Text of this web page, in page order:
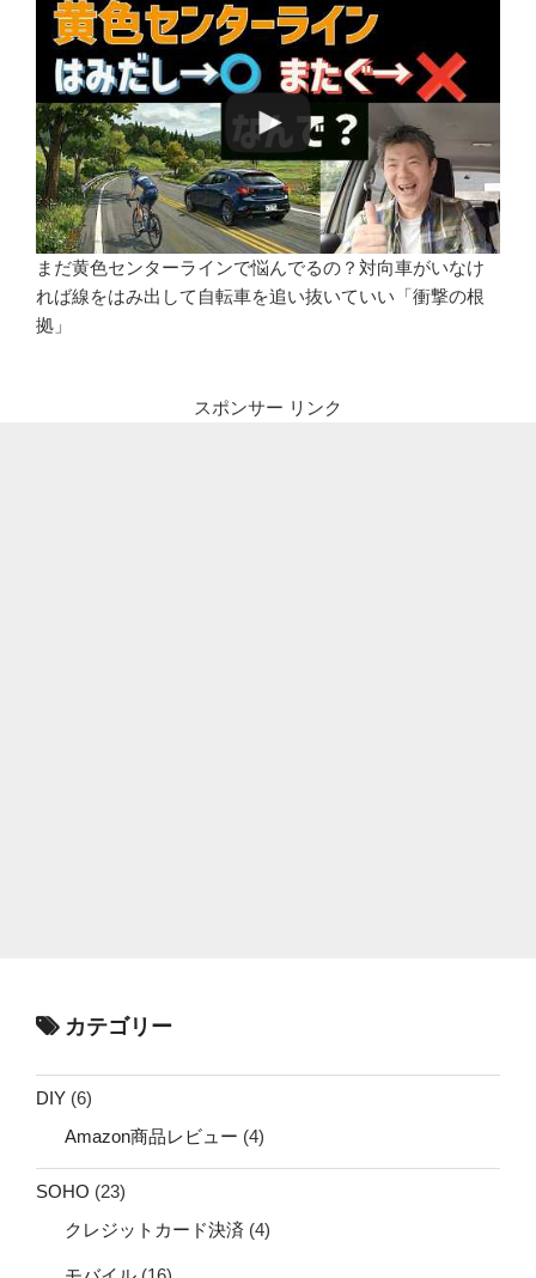
まだ黄色センターラインで悩んでるの？対向車がいなけ
れば線をはみ出して自転車を追い抜いていい「衝撃の根
拠」
スポンサー リンク
カテゴリー
DIY (6)
Amazon商品レビュー (4)
SOHO (23)
クレジットカード決済 (4)